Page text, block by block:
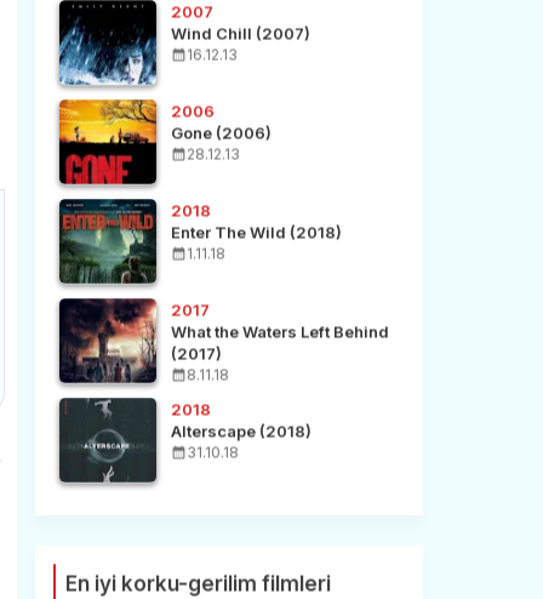
2007
Wind Chill (2007)
16.12.13
2006
Gone (2006)
28.12.13
2018
Enter The Wild (2018)
1.11.18
2017
What the Waters Left Behind
(2017)
8.11.18
2018
Alterscape (2018)
31.10.18
En iyi korku-gerilim filmleri